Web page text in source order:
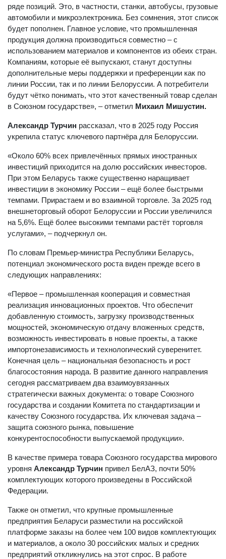
ряде позиций. Это, в частности, станки, автобусы, грузовые
автомобили и микроэлектроника. Без сомнения, этот список
будет пополнен. Главное условие, что промышленная
продукция должна производиться совместно – с
использованием материалов и компонентов из обеих стран.
Компаниям, которые её выпускают, станут доступны
дополнительные меры поддержки и преференции как по
линии России, так и по линии Белоруссии. А потребители
будут чётко понимать, что этот качественный товар сделан
в Союзном государстве», – отметил Михаил Мишустин.
Александр Турчин рассказал, что в 2025 году Россия
укрепила статус ключевого партнёра для Белоруссии.
«Около 60% всех привлечённых прямых иностранных
инвестиций приходится на долю российских инвесторов.
При этом Беларусь также существенно наращивает
инвестиции в экономику России – ещё более быстрыми
темпами. Прирастаем и во взаимной торговле. За 2025 год
внешнеторговый оборот Белоруссии и России увеличился
на 5,6%. Ещё более высокими темпами растёт торговля
услугами», – подчеркнул он.
По словам Премьер-министра Республики Беларусь,
потенциал экономического роста виден прежде всего в
следующих направлениях:
«Первое – промышленная кооперация и совместная
реализация инновационных проектов. Что обеспечит
добавленную стоимость, загрузку производственных
мощностей, экономическую отдачу вложенных средств,
возможность инвестировать в новые проекты, а также
импортонезависимость и технологический суверенитет.
Конечная цель – национальная безопасность и рост
благосостояния народа. В развитие данного направления
сегодня рассматриваем два взаимоувязанных
стратегически важных документа: о товаре Союзного
государства и создании Комитета по стандартизации и
качеству Союзного государства. Их ключевая задача –
защита союзного рынка, повышение
конкурентоспособности выпускаемой продукции».
В качестве примера товара Союзного государства мирового
уровня Александр Турчин привел БелАЗ, почти 50%
комплектующих которого произведены в Российской
Федерации.
Также он отметил, что крупные промышленные
предприятия Беларуси разместили на российской
платформе заказы на более чем 100 видов комплектующих
и материалов, а около 30 российских малых и средних
предприятий откликнулись на этот спрос. В работе